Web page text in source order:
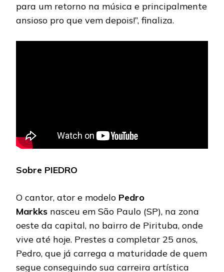
para um retorno na música e principalmente
ansioso pro que vem depois!”, finaliza.
Sobre PIEDRO
O cantor, ator e modelo Pedro
Markks nasceu em São Paulo (SP), na zona
oeste da capital, no bairro de Pirituba, onde
vive até hoje. Prestes a completar 25 anos,
Pedro, que já carrega a maturidade de quem
segue conseguindo sua carreira artística